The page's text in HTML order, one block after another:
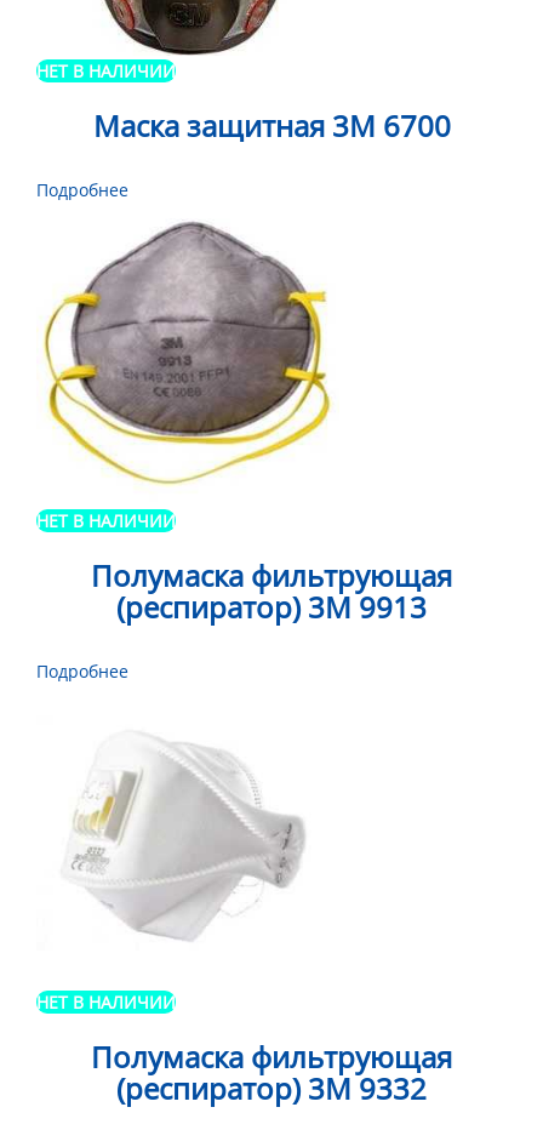
НЕТ В НАЛИЧИИ
Маска защитная 3М 6700
Подробнее
НЕТ В НАЛИЧИИ
Полумаска фильтрующая
(респиратор) 3М 9913
Подробнее
НЕТ В НАЛИЧИИ
Полумаска фильтрующая
(респиратор) 3М 9332